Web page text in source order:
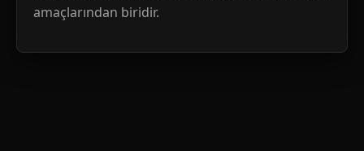
amaçlarından biridir.